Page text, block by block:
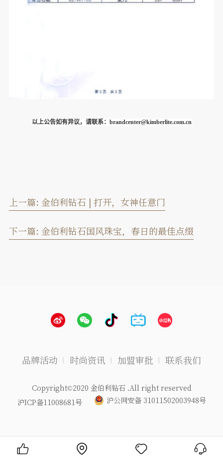
以上公告如有异议，请联系：brandcenter@kimberlite.com.cn
上一篇: 金伯利钻石 | 打开，女神任意门
下一篇: 金伯利钻石国风珠宝，春日的最佳点缀
品牌活动 时尚资讯 加盟审批 联系我们
Copyright©2020 金伯利钻石 .All right reserved
沪ICP备11008681号
沪公网安备 31011502003948号